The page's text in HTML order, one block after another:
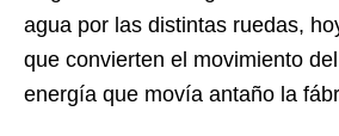
agua por las distintas ruedas,
que convierten el movimiento
energía que movía antaño la